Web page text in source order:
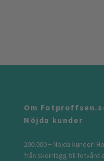
Om
Nöjda kunder
200.000 + Nöjda kunder!
från skoinlägg till fotvård